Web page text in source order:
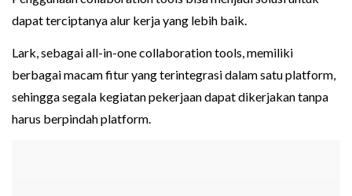
dapat terciptanya alur kerja yang lebih baik.
Lark, sebagai all-in-one collaboration tools, memiliki
berbagai macam fitur yang terintegrasi dalam satu platform,
sehingga segala kegiatan pekerjaan dapat dikerjakan tanpa
harus berpindah platform.